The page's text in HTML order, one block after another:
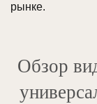
рынке.
Обзор